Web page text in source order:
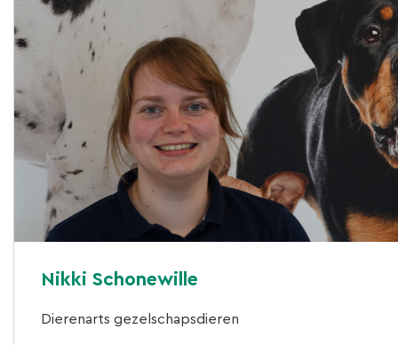
Nikki Schonewille
Dierenarts gezelschapsdieren